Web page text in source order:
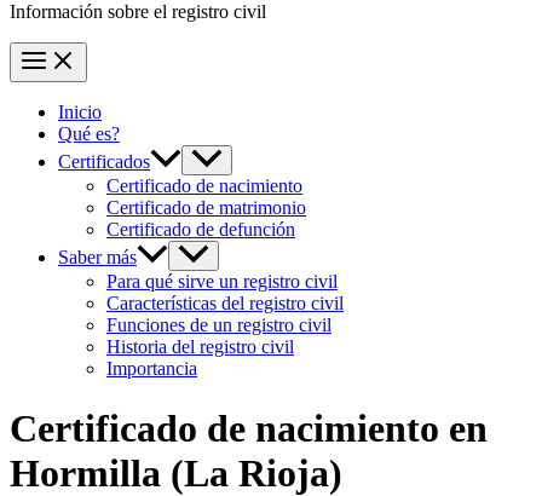
Información sobre el registro civil
Inicio
Qué es?
Certificados
Certificado de nacimiento
Certificado de matrimonio
Certificado de defunción
Saber más
Para qué sirve un registro civil
Características del registro civil
Funciones de un registro civil
Historia del registro civil
Importancia
Certificado de nacimiento en
Hormilla (La Rioja)